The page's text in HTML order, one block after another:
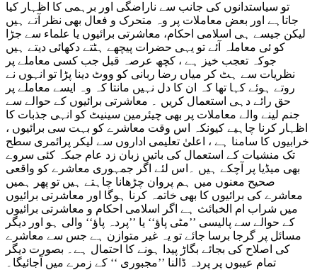
تو سیاستدانوں کی جانب سے ناراضگی اور برہمی کا اظہار کیا
جاتاہے اور بعض معاملات پر وہ متحرک و فعال بھی نظر آتے ہیں
لیکن جیسے ہی اسلامی احکام، معاشرتی برائیوں یا علماء سے جڑا
کو ئی معاملہ آئے تو یہی حضرات پیچھے ہٹتے دکھائی دیتے ہیں
جوکہ تعجب خیز ہے ، کچھ عرصہ قبل جب کسی معاملے پر
نظریات سے ہٹ کر میاں رضا ربانی کو ووٹ دینا پڑا تو انہوں نے
روتے ہوئے کہا تھا کہ ان کا دل نہیں مانتا کہ وہ ایسے معاملے پر
حق رائے دہی استعمال کریں ۔ معاشرتی برائیوں کے حوالے سے
جنم لینے والے معاملات پر بھی چیئرمین سینیٹ کو انہی جذبات کا
اظہار کرنا چاہیے کیونکہ اس وقت معاشرے کو بہت سی برائیوں ،
خرابیوں کا سامنا ہے ، اعلیٰ تعلیمی اداروں سے لیکر پرائمری سطح
تک منشیات کے استعمال کی باتیں زبان زد عام جبکہ کئی سروے
بھی میڈیا پر آچکے ہیں ۔اس لئے اگر جمہوری معاشرے کو واقعی
صحیح معنوں میں ہم پروان چڑھانا چاہتے ہیں تو پھر ہمیں
معاشرے کی برائیوں کا بھی خاتمہ کرنا ہوگا اور معاشرتی برائیوں
میں شراب ام الخبائث ہے اگر اسلامی احکام و معاشرتی برائیوں
کے حوالے سے پالیسی ’’مٹی پاؤ‘‘ یا ’’پردہ پاؤ‘‘ والی ہو اور دیگر
مسائل پر گرجا برسا جائے تو یہ غیر متوازن ہے جس سے معاشرے
کی اصلاح کی بجائے بگاڑ پیدا ہونے کا احتمال ہے۔ بصورت دیگر
تمام عیبوں پر پردہ ڈالنا ’’مجبوری ‘‘ کے زمرے میں آجائیگا۔